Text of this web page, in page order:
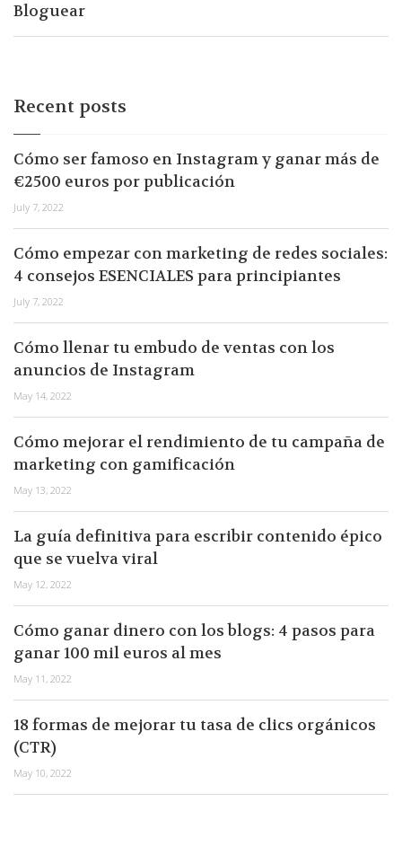
Bloguear
Recent posts
Cómo ser famoso en Instagram y ganar más de
€2500 euros por publicación
July 7, 2022
Cómo empezar con marketing de redes sociales:
4 consejos ESENCIALES para principiantes
July 7, 2022
Cómo llenar tu embudo de ventas con los
anuncios de Instagram
May 14, 2022
Cómo mejorar el rendimiento de tu campaña de
marketing con gamificación
May 13, 2022
La guía definitiva para escribir contenido épico
que se vuelva viral
May 12, 2022
Cómo ganar dinero con los blogs: 4 pasos para
ganar 100 mil euros al mes
May 11, 2022
18 formas de mejorar tu tasa de clics orgánicos
(CTR)
May 10, 2022